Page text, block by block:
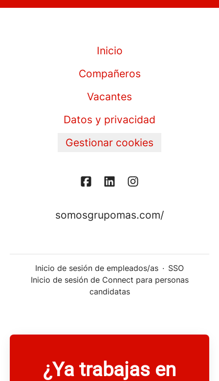
Inicio
Compañeros
Vacantes
Datos y privacidad
Gestionar cookies
somosgrupomas.com/
Inicio de sesión de empleados/as · SSO
Inicio de sesión de Connect para personas
candidatas
¿Ya trabajas en